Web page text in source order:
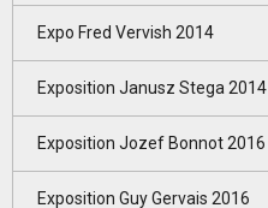
Expo Fred Vervish 2014
Exposition Janusz Stega 2014
Exposition Jozef Bonnot 2016
Exposition Guy Gervais 2016